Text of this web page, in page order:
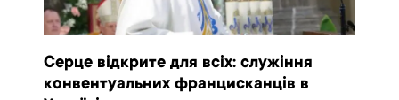
Серце відкрите для всіх: служіння
конвентуальних францисканців в